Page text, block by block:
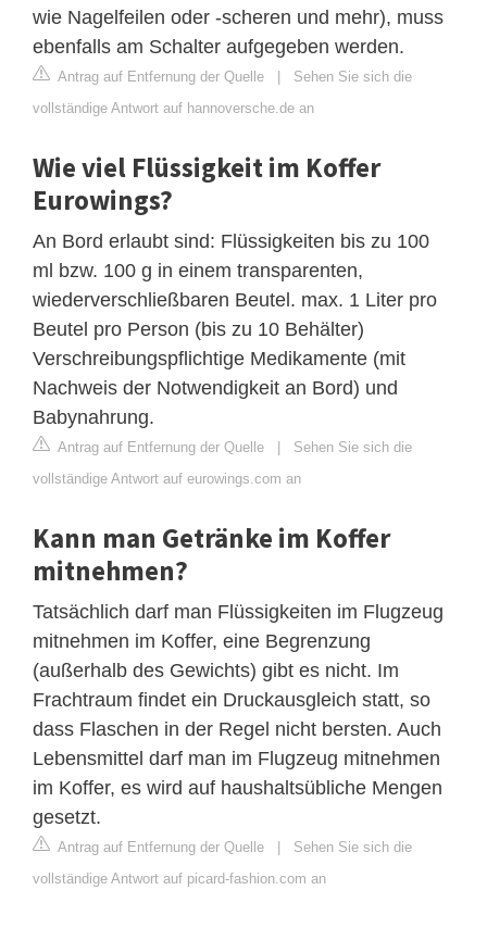
wie Nagelfeilen oder -scheren und mehr), muss
ebenfalls am Schalter aufgegeben werden.
Antrag auf Entfernung der Quelle | Sehen Sie sich die
vollständige Antwort auf hannoversche.de an
Wie viel Flüssigkeit im Koffer
Eurowings?
An Bord erlaubt sind: Flüssigkeiten bis zu 100
ml bzw. 100 g in einem transparenten,
wiederverschließbaren Beutel. max. 1 Liter pro
Beutel pro Person (bis zu 10 Behälter)
Verschreibungspflichtige Medikamente (mit
Nachweis der Notwendigkeit an Bord) und
Babynahrung.
Antrag auf Entfernung der Quelle | Sehen Sie sich die
vollständige Antwort auf eurowings.com an
Kann man Getränke im Koffer
mitnehmen?
Tatsächlich darf man Flüssigkeiten im Flugzeug
mitnehmen im Koffer, eine Begrenzung
(außerhalb des Gewichts) gibt es nicht. Im
Frachtraum findet ein Druckausgleich statt, so
dass Flaschen in der Regel nicht bersten. Auch
Lebensmittel darf man im Flugzeug mitnehmen
im Koffer, es wird auf haushaltsübliche Mengen
gesetzt.
Antrag auf Entfernung der Quelle | Sehen Sie sich die
vollständige Antwort auf picard-fashion.com an